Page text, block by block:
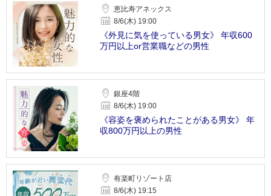
恵比寿アネックス
8/6(木) 19:00
《外見に気を使っている男女》 年収600
万円以上or営業職などの男性
銀座4階
8/6(木) 19:00
《容姿を褒められたことがある男女》 年
収800万円以上の男性
有楽町リゾート店
8/6(木) 19:15